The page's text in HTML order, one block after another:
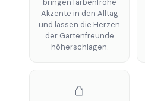
bringen farbenfrohe
Akzente in den Alltag
und lassen die Herzen
der Gartenfreunde
höherschlagen.
🥚